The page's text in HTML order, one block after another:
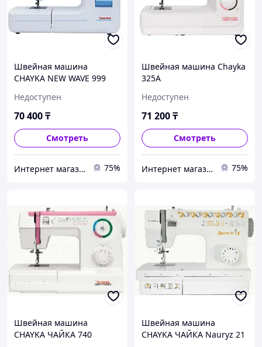
Швейная машина
CHAYKA NEW WAVE 999
Недоступен
70 400₸
Смотреть
Интернет магазин "Техника" 75%
Швейная машина Chayka
325А
Недоступен
71 200₸
Смотреть
Интернет магазин "Техника" 75%
Швейная машина
CHAYKA ЧАЙКА 740
Швейная машина
CHAYKA ЧАЙКА Nauryz 21